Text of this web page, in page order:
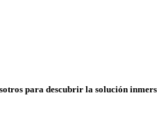
para descubrir la solución